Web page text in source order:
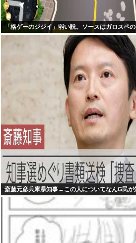
「格ゲーのジジイ」弱い説。ソースはガロスペ
斎藤元彦兵庫県知事←この人についてなんG民が